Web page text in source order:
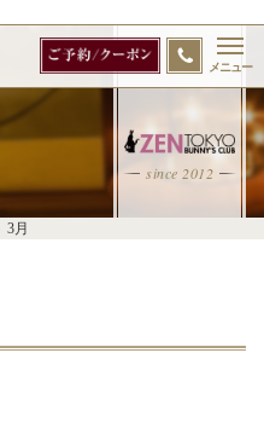
メニュー
since 2012
3月